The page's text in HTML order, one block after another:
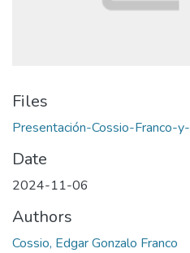
Files
Presentación-Cossio-Franco-
Date
2024-11-06
Authors
Cossio, Edgar Gonzalo Franco